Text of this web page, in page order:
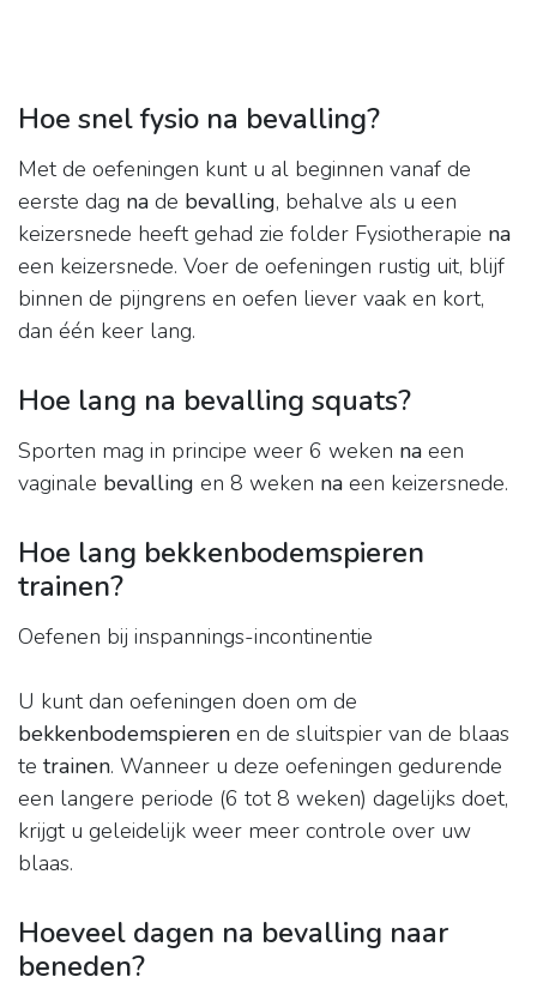
Hoe snel fysio na bevalling?
Met de oefeningen kunt u al beginnen vanaf de
eerste dag na de bevalling, behalve als u een
keizersnede heeft gehad zie folder Fysiotherapie na
een keizersnede. Voer de oefeningen rustig uit, blijf
binnen de pijngrens en oefen liever vaak en kort,
dan één keer lang.
Hoe lang na bevalling squats?
Sporten mag in principe weer 6 weken na een
vaginale bevalling en 8 weken na een keizersnede.
Hoe lang bekkenbodemspieren
trainen?
Oefenen bij inspannings-incontinentie
U kunt dan oefeningen doen om de
bekkenbodemspieren en de sluitspier van de blaas
te trainen. Wanneer u deze oefeningen gedurende
een langere periode (6 tot 8 weken) dagelijks doet,
krijgt u geleidelijk weer meer controle over uw
blaas.
Hoeveel dagen na bevalling naar
beneden?